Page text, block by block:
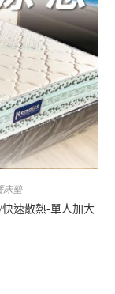
床墊
速散熱-單人加大